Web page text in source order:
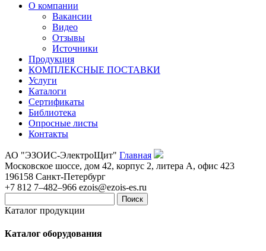
О компании
Вакансии
Видео
Отзывы
Источники
Продукция
КОМПЛЕКСНЫЕ ПОСТАВКИ
Услуги
Каталоги
Сертификаты
Библиотека
Опросные листы
Контакты
АО "ЭЗОИС-ЭлектроЩит" Главная
Московское шоссе, дом 42, корпус 2, литера А, офис 423
196158 Санкт-Петербург
+7 812 7–482–966 ezois@ezois-es.ru
Поиск
Каталог продукции
Каталог оборудования